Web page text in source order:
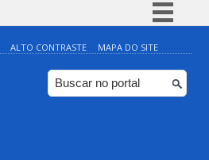
Simplifique!
Comunica BR
Participe
ALTO CONTRASTE MAPA DO SITE